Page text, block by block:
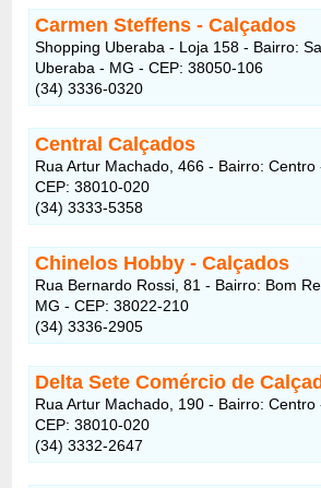
Carmen Steffens - Calçados
Shopping Uberaba - Loja 158 - Bairro:
Uberaba - MG - CEP: 38050-106
(34) 3336-0320
Central Calçados
Rua Artur Machado, 466 - Bairro:
CEP: 38010-020
(34) 3333-5358
Chinelos Hobby - Calçados
Rua Bernardo Rossi, 81 - Bairro: Bom
MG - CEP: 38022-210
(34) 3336-2905
Delta Sete Comércio de
Rua Artur Machado, 190 - Bairro:
CEP: 38010-020
(34) 3332-2647